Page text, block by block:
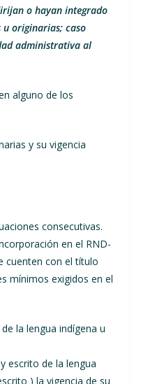
o hayan integrado
u originarias; caso
administrativa al
alguno de los
y su vigencia
consecutivas.
en el RND-
cuenten con el título
mínimos exigidos en el
la lengua indígena u
escrito de la lengua
) la vigencia de su